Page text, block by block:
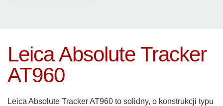
Leica Absolute Tracker
AT960
Leica Absolute Tracker AT960 to solidny, o konstrukcji typu